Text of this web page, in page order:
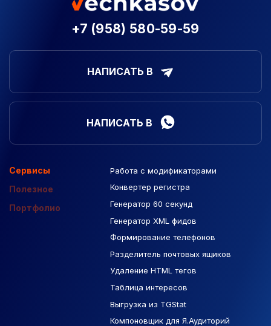
+7 (958) 580-59-59
НАПИСАТЬ В
НАПИСАТЬ В
Сервисы
Полезное
Портфолио
Работа с модификаторами
Конвертер регистра
Генератор 60 секунд
Генератор XML фидов
Формирование телефонов
Разделитель почтовых ящиков
Удаление HTML тегов
Таблица интересов
Выгрузка из TGStat
Компоновщик для Я.Аудиторий
Подборка сайтов
Макеты Figma
База Яндекс Карты
РСЯ площадки
Созданные сайты
Контекстная реклама